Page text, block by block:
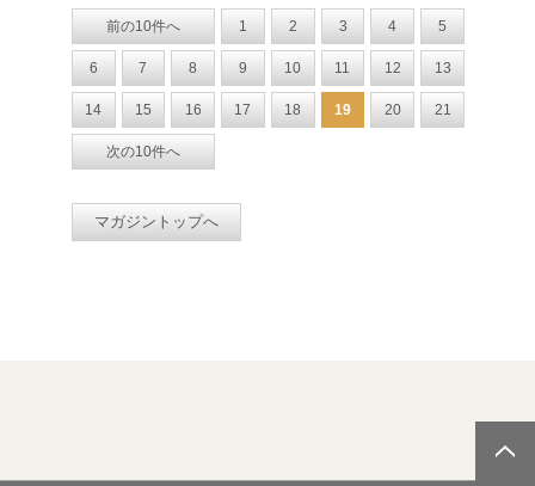
前の10件へ 1 2 3 4 5
6 7 8 9 10 11 12 13
14 15 16 17 18 19 20 21
次の10件へ
マガジントップへ